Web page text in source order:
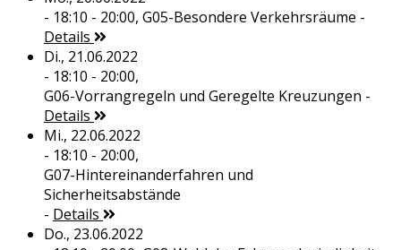
- 18:10 - 20:00, G05-Besondere Verkehrsräume -
Details
Di., 21.06.2022
- 18:10 - 20:00,
G06-Vorrangregeln und Geregelte Kreuzungen -
Details
Mi., 22.06.2022
- 18:10 - 20:00,
G07-Hintereinanderfahren und
Sicherheitsabstände
- Details
Do., 23.06.2022